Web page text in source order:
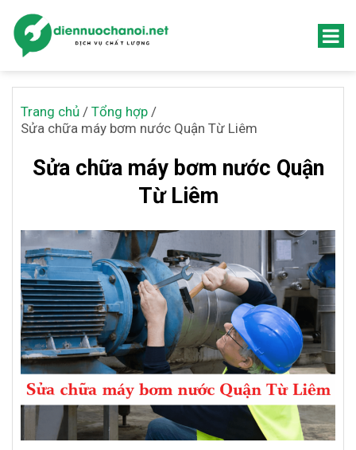
Trang chủ / Tổng hợp /
Sửa chữa máy bơm nước Quận Từ Liêm
Sửa chữa máy bơm nước Quận
Từ Liêm